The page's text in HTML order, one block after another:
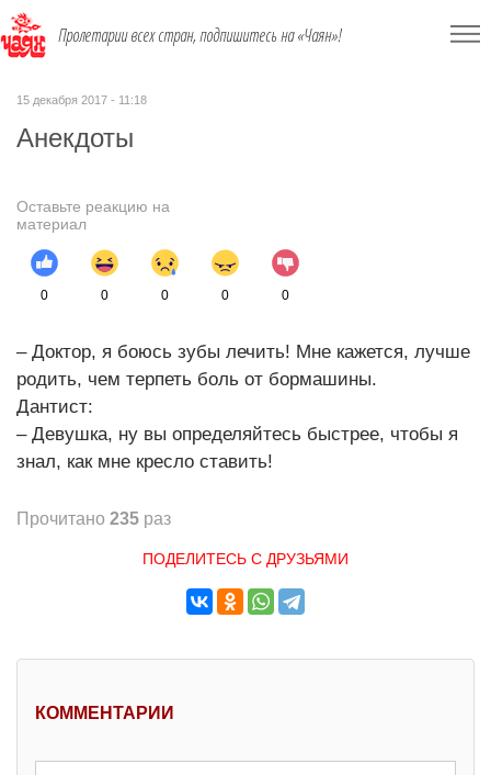
Пролетарии всех стран, подпишитесь на «Чаян»!
15 декабря 2017 - 11:18
Анекдоты
Оставьте реакцию на
материал
0 0 0 0 0
– Доктор, я боюсь зубы лечить! Мне кажется, лучше
родить, чем терпеть боль от бормашины.
Дантист:
– Девушка, ну вы определяйтесь быстрее, чтобы я
знал, как мне кресло ставить!
Прочитано 235 раз
ПОДЕЛИТЕСЬ С ДРУЗЬЯМИ
КОММЕНТАРИИ